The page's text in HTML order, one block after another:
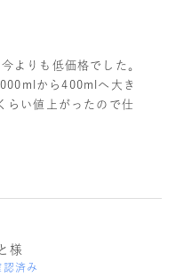
よりも低価格でした。
から400mlへ大き
らい値上がったので仕
様
認済み